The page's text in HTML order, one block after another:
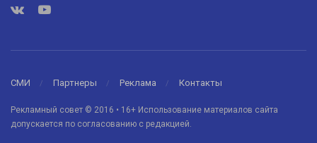
СМИ Партнеры Реклама Контакты
Рекламный совет © 2016 • 16+ Использование материалов сайта
допускается по согласованию с редакцией.